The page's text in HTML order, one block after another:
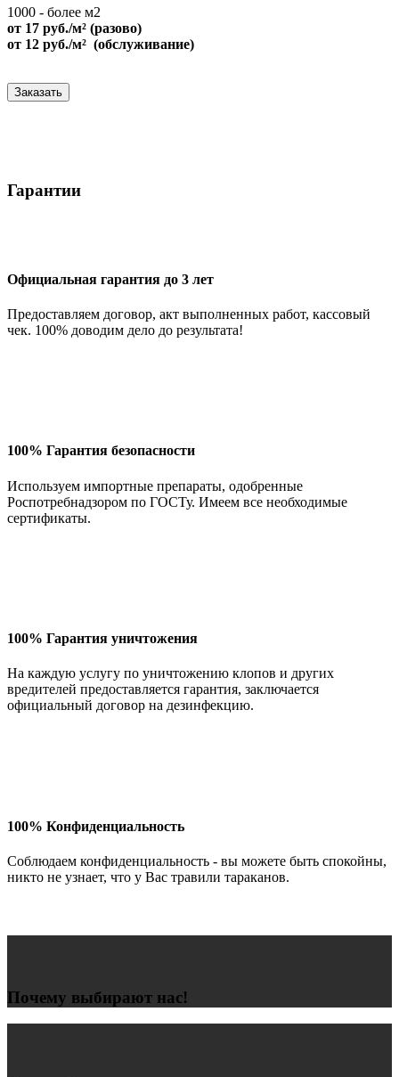
1000 - более м2
от 17 руб./м² (разово)
от 12 руб./м² (обслуживание)
Заказать
Гарантии
Официальная гарантия до 3 лет
Предоставляем договор, акт выполненных работ, кассовый
чек. 100% доводим дело до результата!
100% Гарантия безопасности
Используем импортные препараты, одобренные
Роспотребнадзором по ГОСТу. Имеем все необходимые
сертификаты.
100% Гарантия уничтожения
На каждую услугу по уничтожению клопов и других
вредителей предоставляется гарантия, заключается
официальный договор на дезинфекцию.
100% Конфиденциальность
Соблюдаем конфиденциальность - вы можете быть спокойны,
никто не узнает, что у Вас травили тараканов.
Почему выбирают нас!